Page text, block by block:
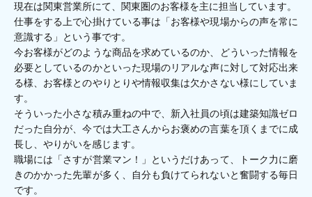
現在は関東営業所にて、関東圏のお客様を主に担当しています。
仕事をする上で心掛けている事は「お客様や現場からの声を常に
意識する」という事です。
今お客様がどのような商品を求めているのか、どういった情報を
必要としているのかといった現場のリアルな声に対して対応出来
る様、お客様とのやりとりや情報収集は欠かさない様にしていま
す。
そういった小さな積み重ねの中で、新入社員の頃は建築知識ゼロ
だった自分が、今では大工さんからお褒めの言葉を頂くまでに成
長し、やりがいを感じます。
職場には「さすが営業マン！」というだけあって、トーク力に磨
きのかかった先輩が多く、自分も負けてられないと奮闘する毎日
です。